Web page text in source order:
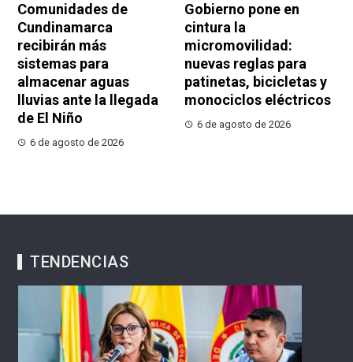
Comunidades de
Cundinamarca
recibirán más
sistemas para
almacenar aguas
lluvias ante la llegada
de El Niño
6 de agosto de 2026
Gobierno pone en
cintura la
micromovilidad:
nuevas reglas para
patinetas, bicicletas y
monociclos eléctricos
6 de agosto de 2026
TENDENCIAS